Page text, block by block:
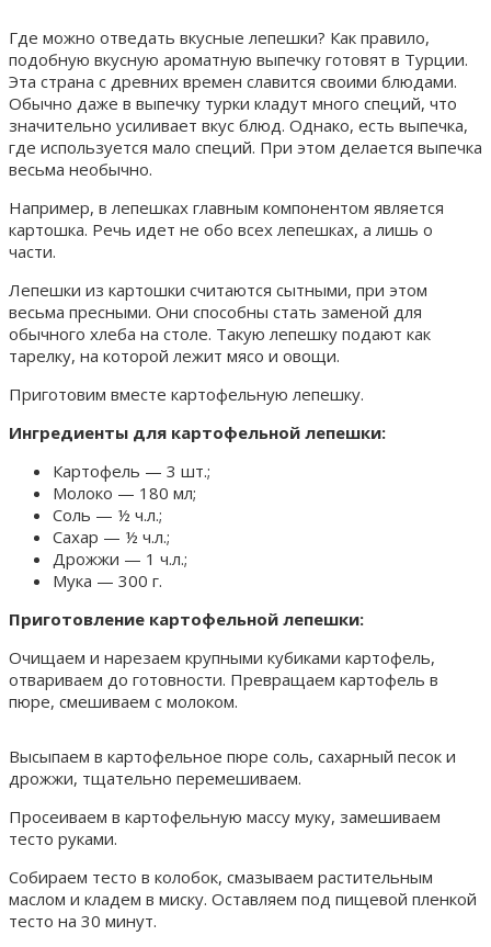
Где можно отведать вкусные лепешки? Как правило,
подобную вкусную ароматную выпечку готовят в Турции.
Эта страна с древних времен славится своими блюдами.
Обычно даже в выпечку турки кладут много специй, что
значительно усиливает вкус блюд. Однако, есть выпечка,
где используется мало специй. При этом делается выпечка
весьма необычно.
Например, в лепешках главным компонентом является
картошка. Речь идет не обо всех лепешках, а лишь о
части.
Лепешки из картошки считаются сытными, при этом
весьма пресными. Они способны стать заменой для
обычного хлеба на столе. Такую лепешку подают как
тарелку, на которой лежит мясо и овощи.
Приготовим вместе картофельную лепешку.
Ингредиенты для картофельной лепешки:
Картофель — 3 шт.;
Молоко — 180 мл;
Соль — ½ ч.л.;
Сахар — ½ ч.л.;
Дрожжи — 1 ч.л.;
Мука — 300 г.
Приготовление картофельной лепешки:
Очищаем и нарезаем крупными кубиками картофель,
отвариваем до готовности. Превращаем картофель в
пюре, смешиваем с молоком.
Высыпаем в картофельное пюре соль, сахарный песок и
дрожжи, тщательно перемешиваем.
Просеиваем в картофельную массу муку, замешиваем
тесто руками.
Собираем тесто в колобок, смазываем растительным
маслом и кладем в миску. Оставляем под пищевой пленкой
тесто на 30 минут.